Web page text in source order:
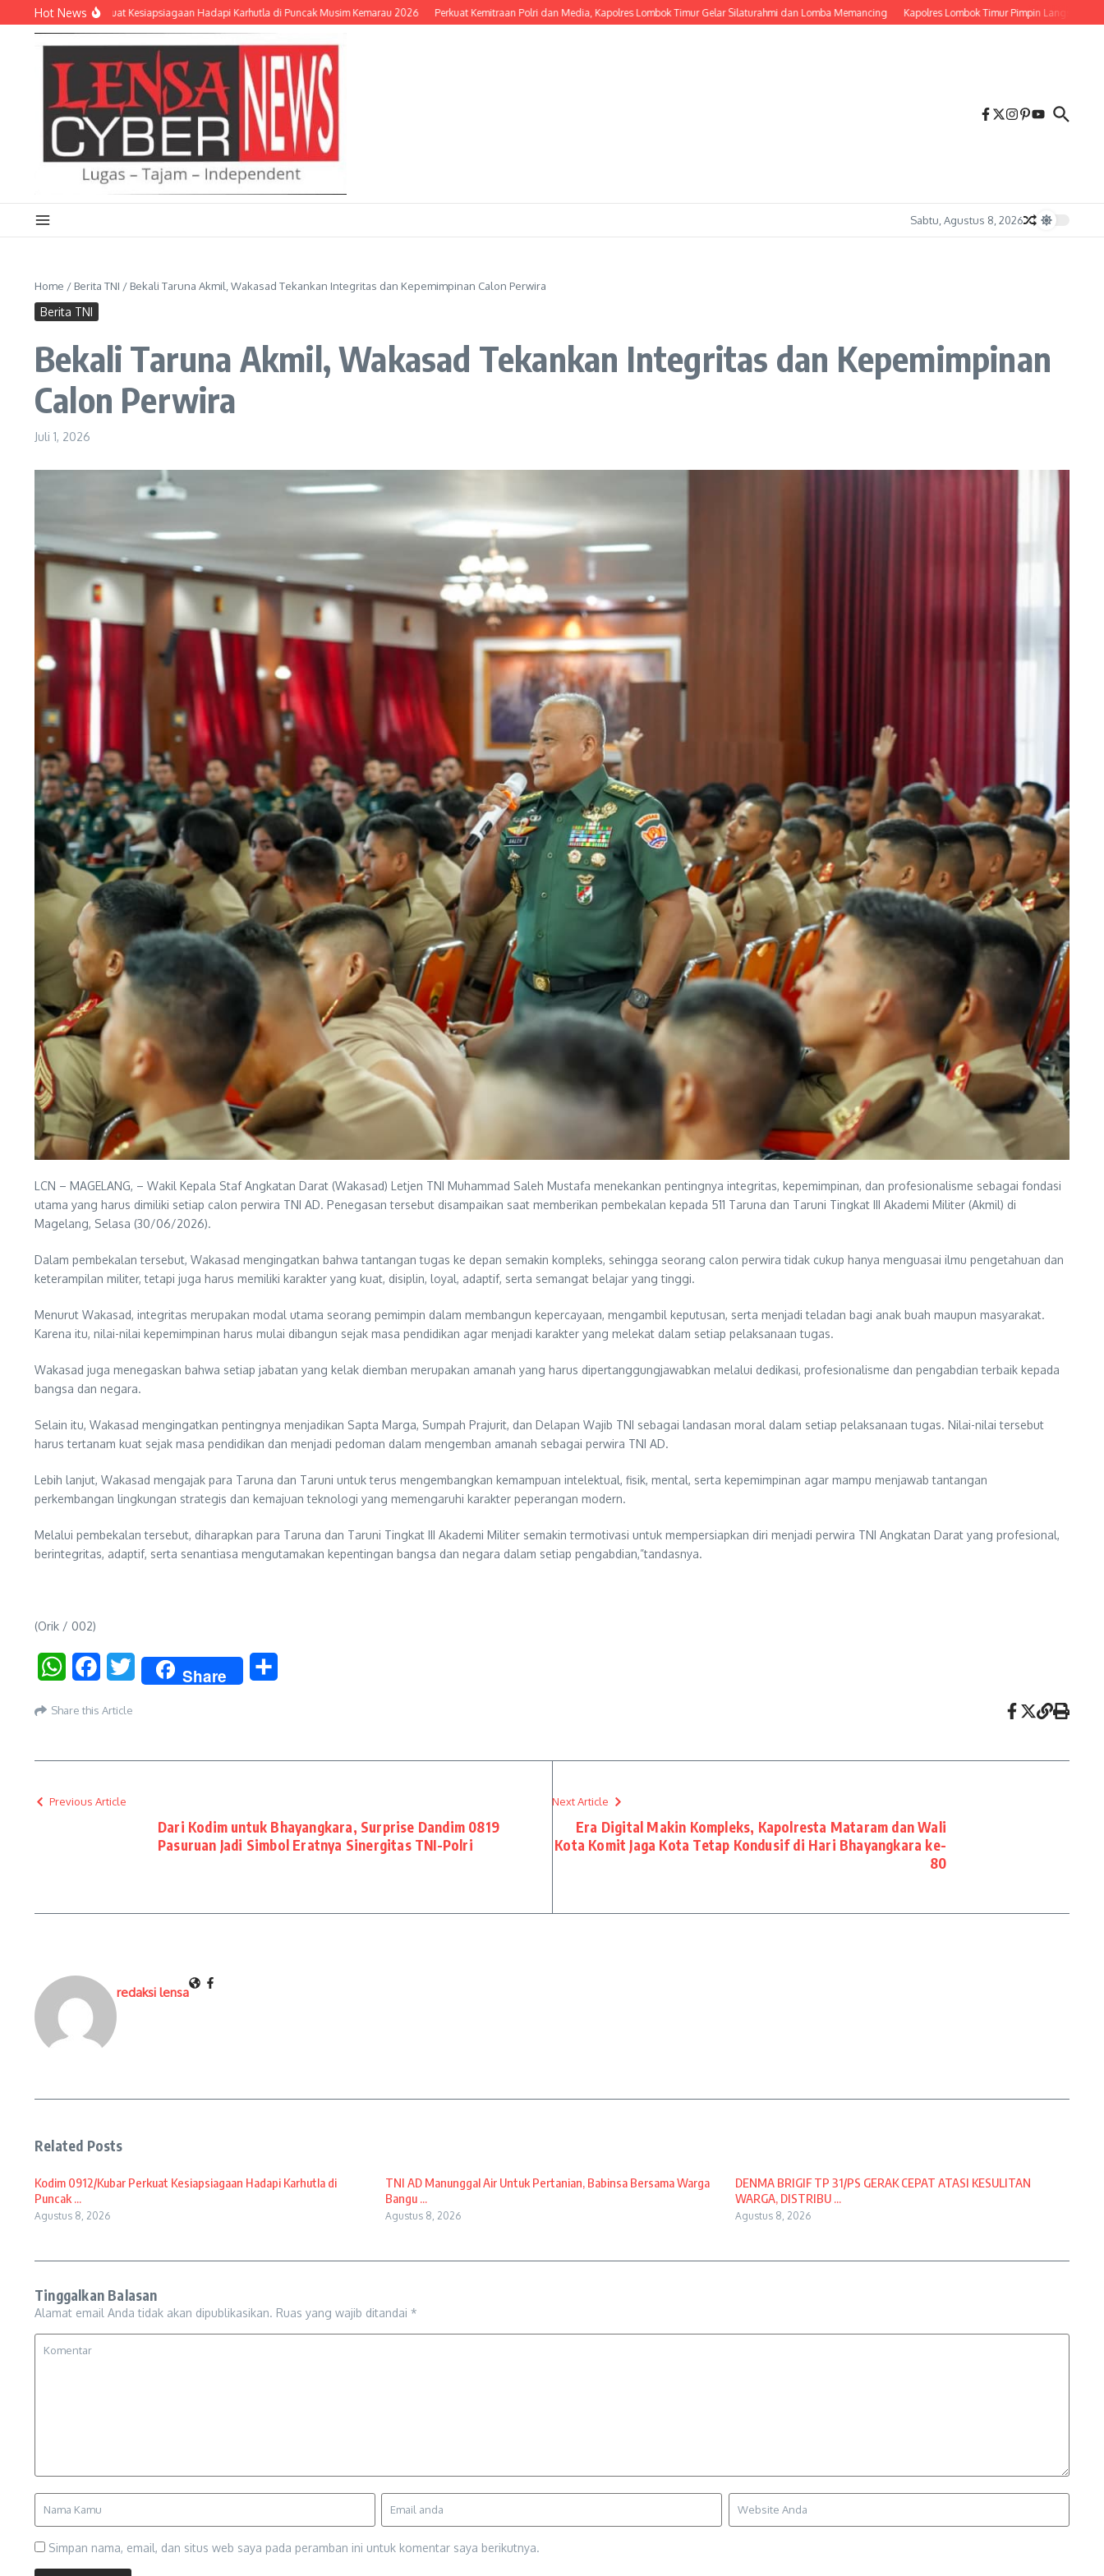
Lewati ke konten
Hot News
Kubar Perkuat Kesiapsiagaan Hadapi Karhutla di Puncak Musim Kemarau 2026 Perkuat Kemitraan Polri dan Media, Kapolres Lombok Timur Gelar Silaturahmi dan Lomba Memancing Kapolres Lombok Timur Pimpin Langsung
Sabtu, Agustus 8, 2026
Home / Berita TNI / Bekali Taruna Akmil, Wakasad Tekankan Integritas dan Kepemimpinan Calon Perwira
Berita TNI
Bekali Taruna Akmil, Wakasad Tekankan Integritas dan Kepemimpinan
Calon Perwira
Juli 1, 2026
LCN – MAGELANG, – Wakil Kepala Staf Angkatan Darat (Wakasad) Letjen TNI Muhammad Saleh Mustafa menekankan pentingnya integritas, kepemimpinan, dan profesionalisme sebagai fondasi
utama yang harus dimiliki setiap calon perwira TNI AD. Penegasan tersebut disampaikan saat memberikan pembekalan kepada 511 Taruna dan Taruni Tingkat III Akademi Militer (Akmil) di
Magelang, Selasa (30/06/2026).
Dalam pembekalan tersebut, Wakasad mengingatkan bahwa tantangan tugas ke depan semakin kompleks, sehingga seorang calon perwira tidak cukup hanya menguasai ilmu pengetahuan dan
keterampilan militer, tetapi juga harus memiliki karakter yang kuat, disiplin, loyal, adaptif, serta semangat belajar yang tinggi.
Menurut Wakasad, integritas merupakan modal utama seorang pemimpin dalam membangun kepercayaan, mengambil keputusan, serta menjadi teladan bagi anak buah maupun masyarakat.
Karena itu, nilai-nilai kepemimpinan harus mulai dibangun sejak masa pendidikan agar menjadi karakter yang melekat dalam setiap pelaksanaan tugas.
Wakasad juga menegaskan bahwa setiap jabatan yang kelak diemban merupakan amanah yang harus dipertanggungjawabkan melalui dedikasi, profesionalisme dan pengabdian terbaik kepada
bangsa dan negara.
Selain itu, Wakasad mengingatkan pentingnya menjadikan Sapta Marga, Sumpah Prajurit, dan Delapan Wajib TNI sebagai landasan moral dalam setiap pelaksanaan tugas. Nilai-nilai tersebut
harus tertanam kuat sejak masa pendidikan dan menjadi pedoman dalam mengemban amanah sebagai perwira TNI AD.
Lebih lanjut, Wakasad mengajak para Taruna dan Taruni untuk terus mengembangkan kemampuan intelektual, fisik, mental, serta kepemimpinan agar mampu menjawab tantangan
perkembangan lingkungan strategis dan kemajuan teknologi yang memengaruhi karakter peperangan modern.
Melalui pembekalan tersebut, diharapkan para Taruna dan Taruni Tingkat III Akademi Militer semakin termotivasi untuk mempersiapkan diri menjadi perwira TNI Angkatan Darat yang profesional,
berintegritas, adaptif, serta senantiasa mengutamakan kepentingan bangsa dan negara dalam setiap pengabdian,”tandasnya.
(Orik / 002)
WhatsAppFacebookTwitter Share
Share this Article
Previous Article
Dari Kodim untuk Bhayangkara, Surprise Dandim 0819
Pasuruan Jadi Simbol Eratnya Sinergitas TNI-Polri
Next Article
Era Digital Makin Kompleks, Kapolresta Mataram dan Wali
Kota Komit Jaga Kota Tetap Kondusif di Hari Bhayangkara ke-
80
redaksi lensa
Related Posts
Kodim 0912/Kubar Perkuat Kesiapsiagaan Hadapi Karhutla di
Puncak ...
Agustus 8, 2026
TNI AD Manunggal Air Untuk Pertanian, Babinsa Bersama Warga
Bangu ...
Agustus 8, 2026
DENMA BRIGIF TP 31/PS GERAK CEPAT ATASI KESULITAN
WARGA, DISTRIBU ...
Agustus 8, 2026
Tinggalkan Balasan
Alamat email Anda tidak akan dipublikasikan. Ruas yang wajib ditandai *
Simpan nama, email, dan situs web saya pada peramban ini untuk komentar saya berikutnya.